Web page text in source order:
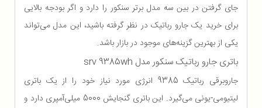
جای گرفتن در بین سه مدل برتر سنکور را دارد و اگر بودجه بالایی
برای خرید یک جارو رباتیک در نظر گرفته باشید، این مدل می‌تواند
یکی از بهترین گزینه‌های موجود در بازار باشد.
باتری جارو رباتیک سنکور مدل srv 9385wh
جاروبرقی رباتیک 9385 انرژی مورد نیاز خود را از یک باتری
لیتیومی-یونی می‌گیرد. این باتری گنجایش 5000 میلی‌آمپری دارد و